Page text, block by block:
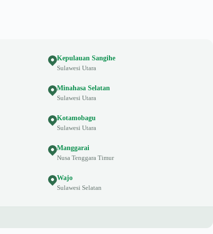
Kepulauan Sangihe
Sulawesi Utara
Minahasa Selatan
Sulawesi Utara
Kotamobagu
Sulawesi Utara
Manggarai
Nusa Tenggara Timur
Wajo
Sulawesi Selatan